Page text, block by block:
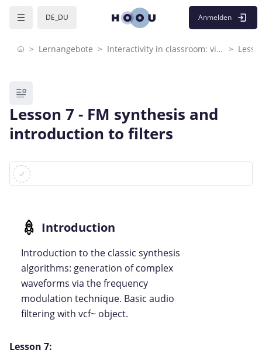
Skip to sidebar navigation menu
Skip to mobile navigation menu
DE_DU Anmelden
Lernangebote Interactivity in classroom: visual programming
Blöcke
Lesson 7 - FM synthesis and
introduction to filters
Blöcke
Abschlussbedingungen
Introduction to the classic synthesis
algorithms: generation of complex
waveforms via the frequency
modulation technique. Basic audio
filtering with vcf~ object.
Lesson 7: